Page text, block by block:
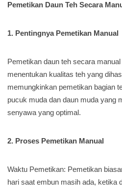
Pemetikan Daun Teh Secara
1. Pentingnya Pemetikan Manual
Pemetikan daun teh secara
menentukan kualitas teh yang
memungkinkan pemetikan bagian
pucuk muda dan daun muda yang
senyawa yang optimal.
2. Proses Pemetikan Manual
Waktu Pemetikan: Pemetikan
hari saat embun masih ada, ketika